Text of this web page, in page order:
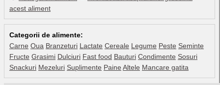
acest aliment
Categorii de alimente:
Carne Oua Branzeturi Lactate Cereale Legume Peste Seminte
Fructe Grasimi Dulciuri Fast food Bauturi Condimente Sosuri
Snackuri Mezeluri Suplimente Paine Altele Mancare gatita